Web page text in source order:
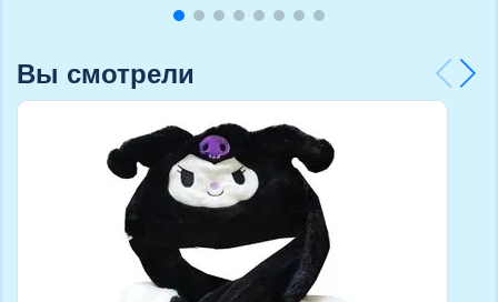
Вы смотрели